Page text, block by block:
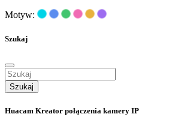
Motyw:
Szukaj
Szukaj
Huacam Kreator połączenia kamery IP